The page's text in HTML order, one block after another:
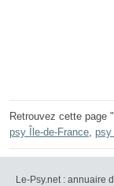
Retrouvez cette page
psy Île-de-France, psy
Le-Psy.net : annuaire